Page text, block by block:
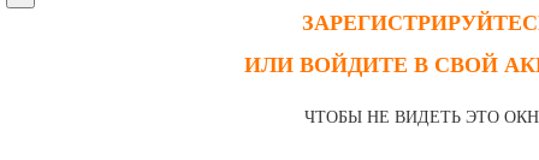
ИЛИ ВОЙДИТЕ В СВОЙ
ЧТОБЫ НЕ ВИДЕТЬ ЭТО